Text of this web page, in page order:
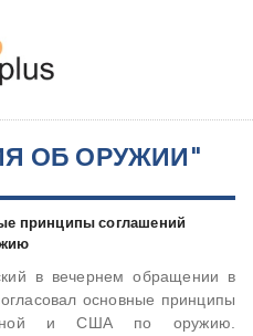
ОБ ОРУЖИИ"
принципы соглашений
в вечернем обращении в
основные принципы
и США по оружию.